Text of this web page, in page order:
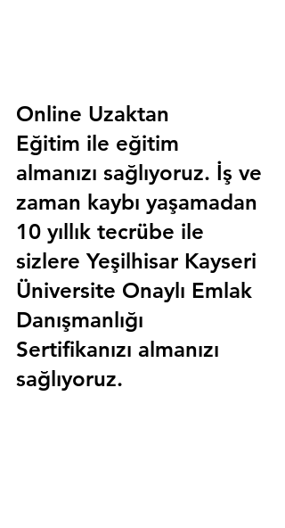
Online Uzaktan
Eğitim ile eğitim
almanızı sağlıyoruz. İş ve
zaman kaybı yaşamadan
10 yıllık tecrübe ile
sizlere Yeşilhisar Kayseri
Üniversite Onaylı Emlak
Danışmanlığı
Sertifikanızı almanızı
sağlıyoruz.